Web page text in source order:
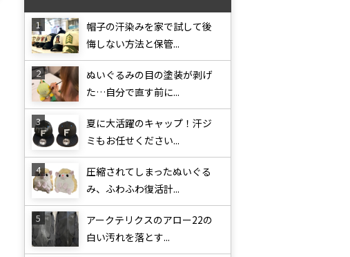
帽子の汗染みを家で試して後
悔しない方法と保管...
ぬいぐるみの目の塗装が剥げ
た…自分で直す前に...
夏に大活躍のキャップ！汗ジ
ミもお任せください...
圧縮されてしまったぬいぐる
み、ふわふわ復活計...
アークテリクスのアロー22の
白い汚れを落とす...